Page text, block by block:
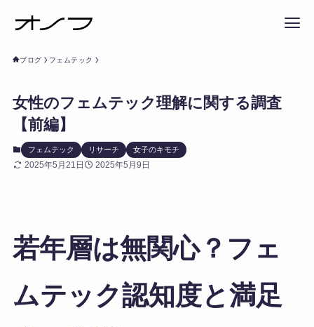
ブログ フェムテック
女性のフェムテック理解に関する調査
【前編】
フェムテック リサーチ 女子のキモチ
2025年5月21日 2025年5月9日
若年層は無関心？フェ
ムテック認知度と満足